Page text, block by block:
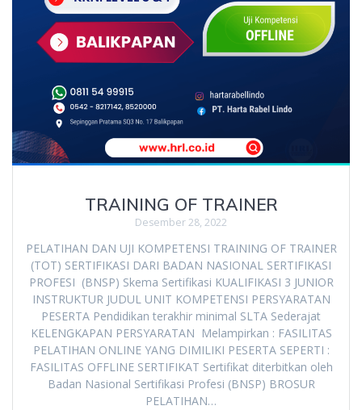
TRAINING OF TRAINER
Desember 28, 2022
PELATIHAN DAN UJI KOMPETENSI TRAINING OF TRAINER
(TOT) SERTIFIKASI DARI BADAN NASIONAL SERTIFIKASI
PROFESI (BNSP) Skema Sertifikasi KUALIFIKASI 3 JUNIOR
INSTRUKTUR JUDUL UNIT KOMPETENSI PERSYARATAN
PESERTA Pendidikan terakhir minimal SLTA Sederajat
KELENGKAPAN PERSYARATAN Melampirkan : FASILITAS
PELATIHAN ONLINE YANG DIMILIKI PESERTA SEPERTI :
FASILITAS OFFLINE SERTIFIKAT Sertifikat diterbitkan oleh
Badan Nasional Sertifikasi Profesi (BNSP) BROSUR
PELATIHAN…